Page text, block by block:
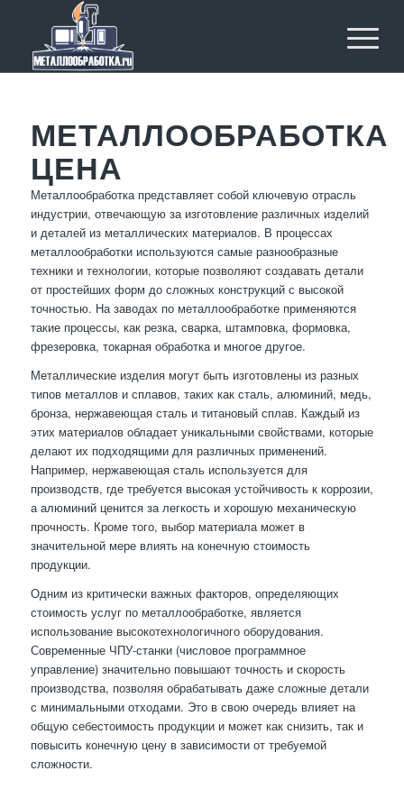
МЕТАЛЛООБРАБОТКА
ЦЕНА
Металлообработка представляет собой ключевую отрасль
индустрии, отвечающую за изготовление различных изделий
и деталей из металлических материалов. В процессах
металлообработки используются самые разнообразные
техники и технологии, которые позволяют создавать детали
от простейших форм до сложных конструкций с высокой
точностью. На заводах по металлообработке применяются
такие процессы, как резка, сварка, штамповка, формовка,
фрезеровка, токарная обработка и многое другое.
Металлические изделия могут быть изготовлены из разных
типов металлов и сплавов, таких как сталь, алюминий, медь,
бронза, нержавеющая сталь и титановый сплав. Каждый из
этих материалов обладает уникальными свойствами, которые
делают их подходящими для различных применений.
Например, нержавеющая сталь используется для
производств, где требуется высокая устойчивость к коррозии,
а алюминий ценится за легкость и хорошую механическую
прочность. Кроме того, выбор материала может в
значительной мере влиять на конечную стоимость
продукции.
Одним из критически важных факторов, определяющих
стоимость услуг по металлообработке, является
использование высокотехнологичного оборудования.
Современные ЧПУ-станки (числовое программное
управление) значительно повышают точность и скорость
производства, позволяя обрабатывать даже сложные детали
с минимальными отходами. Это в свою очередь влияет на
общую себестоимость продукции и может как снизить, так и
повысить конечную цену в зависимости от требуемой
сложности.